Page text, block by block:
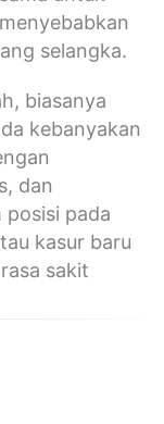
selangka.
biasanya
kebanyakan
dan
pada
kasur baru
sakit